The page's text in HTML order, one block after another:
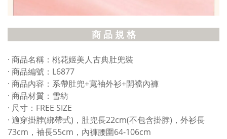
商 品 規 格
· 商品名稱：桃花姬美人古典肚兜裝
· 商品編號：L6877
· 商品內容：系帶肚兜+寬袖外衫+開襠內褲
· 商品材質：雪紡
· 尺寸：FREE SIZE
· 適穿掛脖(綁帶式)，肚兜長22cm(不包含掛脖)，外衫長
73cm，袖長55cm，內褲腰圍64-106cm